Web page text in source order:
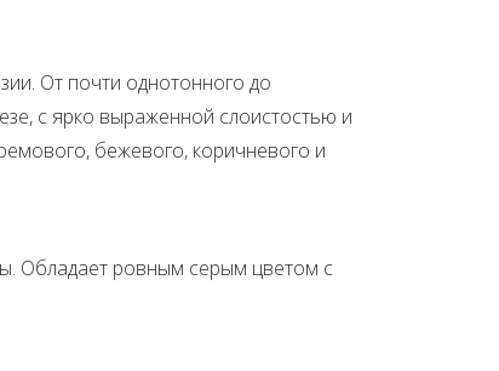
От почти однотонного до
с ярко выраженной слоистостью и
бежевого, коричневого и
Обладает ровным серым цветом с